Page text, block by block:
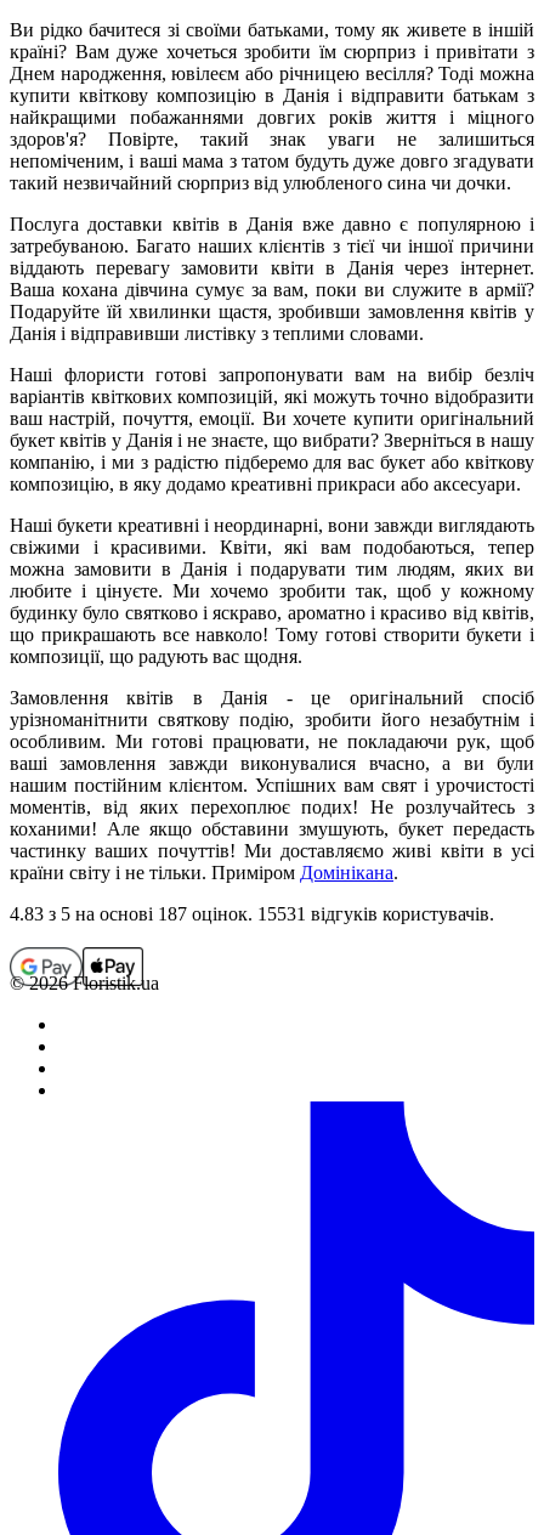
Ви рідко бачитеся зі своїми батьками, тому як живете в іншій
країні? Вам дуже хочеться зробити їм сюрприз і привітати з
Днем народження, ювілеєм або річницею весілля? Тоді можна
купити квіткову композицію в Данія і відправити батькам з
найкращими побажаннями довгих років життя і міцного
здоров'я? Повірте, такий знак уваги не залишиться
непоміченим, і ваші мама з татом будуть дуже довго згадувати
такий незвичайний сюрприз від улюбленого сина чи дочки.
Послуга доставки квітів в Данія вже давно є популярною і
затребуваною. Багато наших клієнтів з тієї чи іншої причини
віддають перевагу замовити квіти в Данія через інтернет.
Ваша кохана дівчина сумує за вам, поки ви служите в армії?
Подаруйте їй хвилинки щастя, зробивши замовлення квітів у
Данія і відправивши листівку з теплими словами.
Наші флористи готові запропонувати вам на вибір безліч
варіантів квіткових композицій, які можуть точно відобразити
ваш настрій, почуття, емоції. Ви хочете купити оригінальний
букет квітів у Данія і не знаєте, що вибрати? Зверніться в нашу
компанію, і ми з радістю підберемо для вас букет або квіткову
композицію, в яку додамо креативні прикраси або аксесуари.
Наші букети креативні і неординарні, вони завжди виглядають
свіжими і красивими. Квіти, які вам подобаються, тепер
можна замовити в Данія і подарувати тим людям, яких ви
любите і цінуєте. Ми хочемо зробити так, щоб у кожному
будинку було святково і яскраво, ароматно і красиво від квітів,
що прикрашають все навколо! Тому готові створити букети і
композиції, що радують вас щодня.
Замовлення квітів в Данія - це оригінальний спосіб
урізноманітнити святкову подію, зробити його незабутнім і
особливим. Ми готові працювати, не покладаючи рук, щоб
ваші замовлення завжди виконувалися вчасно, а ви були
нашим постійним клієнтом. Успішних вам свят і урочистості
моментів, від яких перехоплює подих!Не розлучайтесь з
коханими! Але якщо обставини змушують, букет передасть
частинку ваших почуттів! Ми доставляємо живі квіти в усі
країни світу і не тільки. Приміром Домінікана.
4.83 з 5 на основi 187 оцiнок. 15531 відгуків користувачiв.
© 2026 Floristik.ua